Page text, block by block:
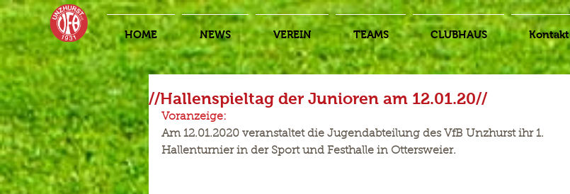
HOME NEWS VEREIN TEAMS CLUBHAUS Kontakt
//Hallenspieltag der Junioren am 12.01.20//
Voranzeige:
Am 12.01.2020 veranstaltet die Jugendabteilung des VfB Unzhurst ihr 1.
Hallenturnier in der Sport und Festhalle in Ottersweier.